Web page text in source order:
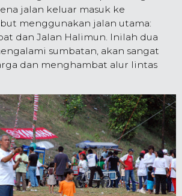
jalan keluar masuk ke
menggunakan jalan utama:
dan Jalan Halimun. Inilah dua
sumbatan, akan sangat
dan menghambat alur lintas